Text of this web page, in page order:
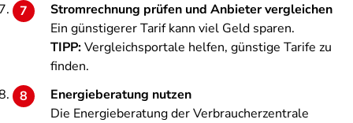
Stromrechnung prüfen und Anbieter vergleichen
Ein günstigerer Tarif kann viel Geld sparen.
TIPP:Vergleichsportale helfen, günstige Tarife zu
finden.
Energieberatung nutzen
Die Energieberatung der Verbraucherzentrale